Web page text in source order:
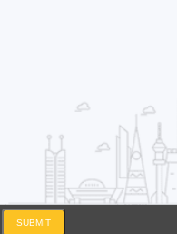
SUBMIT